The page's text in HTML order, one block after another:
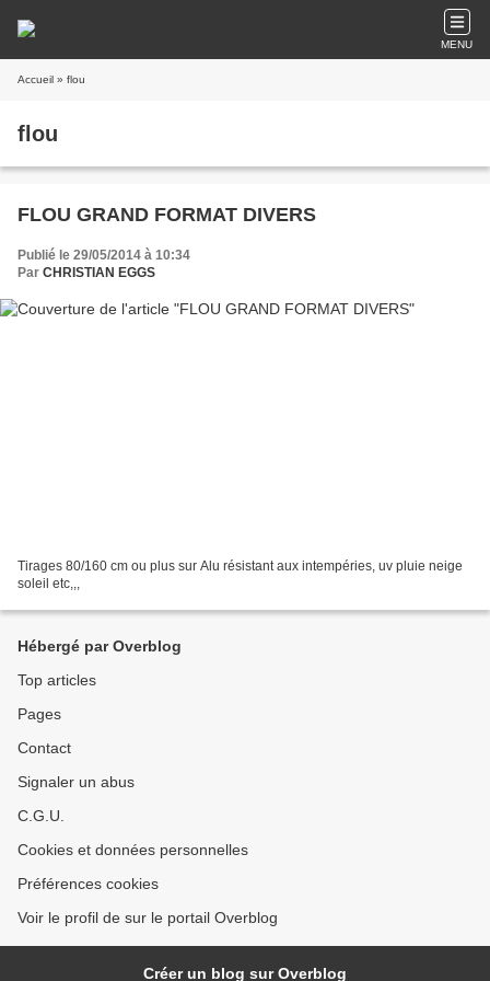
MENU
Accueil » flou
flou
FLOU GRAND FORMAT DIVERS
Publié le 29/05/2014 à 10:34
Par CHRISTIAN EGGS
Tirages 80/160 cm ou plus sur Alu résistant aux intempéries, uv pluie neige
soleil etc,,,
Hébergé par Overblog
Top articles
Pages
Contact
Signaler un abus
C.G.U.
Cookies et données personnelles
Préférences cookies
Voir le profil de sur le portail Overblog
Créer un blog sur Overblog